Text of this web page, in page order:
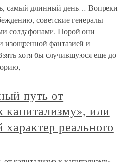
самый длинный день… Вопреки
советские генералы
солдафонами. Порой они
изощренной фантазией и
хотя бы случившуюся еще до
путь от
капитализму», или
реального